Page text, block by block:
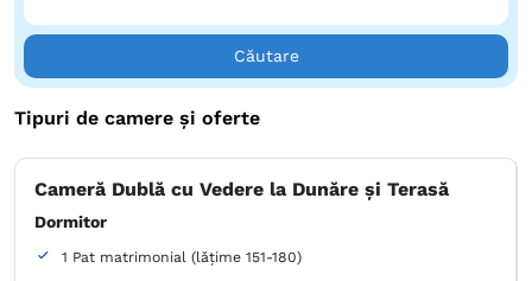
Căutare
Tipuri de camere și oferte
Cameră Dublă cu Vedere la Dunăre și Terasă
Dormitor
1 Pat matrimonial (lățime 151-180)